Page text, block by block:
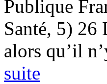
Publique
Santé, 5) 26
alors qu’il
suite